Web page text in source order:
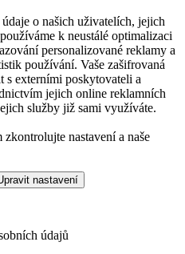
o našich uživatelích, jejich
k neustálé optimalizaci
personalizované reklamy a
používání. Vaše zašifrovaná
s externími poskytovateli a
jejich online reklamních
služby již sami využíváte.
nastavení a naše
nastavení
údajů